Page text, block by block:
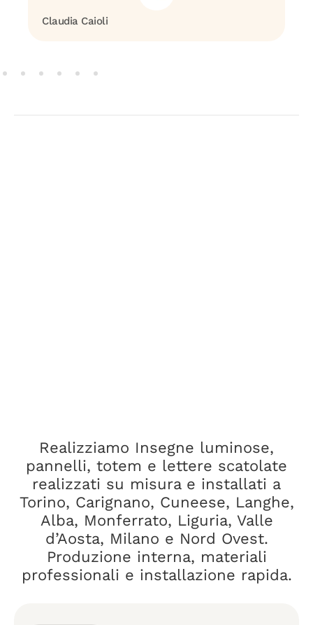
Claudia Caioli
Realizziamo Insegne luminose,
pannelli, totem e lettere scatolate
realizzati su misura e installati a
Torino, Carignano, Cuneese, Langhe,
Alba, Monferrato, Liguria, Valle
d’Aosta, Milano e Nord Ovest.
Produzione interna, materiali
professionali e installazione rapida.